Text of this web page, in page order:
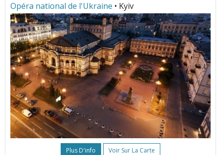
Opéra national de l'Ukraine • Kyiv
Plus D'info Voir Sur La Carte